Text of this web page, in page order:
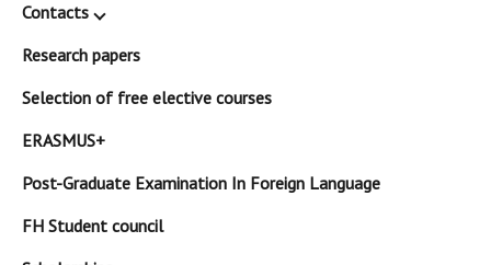
Contacts
Research papers
Selection of free elective courses
ERASMUS+
Post-Graduate Examination In Foreign Language
FH Student council